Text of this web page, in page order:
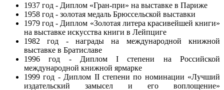
1937 год - Диплом «Гран-при» на выставке в Париже
1958 год - золотая медаль Брюссельской выставки
1979 год - Диплом «Золотая литера красивейшей книги»
на выставке искусства книги в Лейпциге
1982 год - награды на международной книжной
выставке в Братиславе
1996 год - Диплом I степени на Российской
международной книжной ярмарке
1999 год - Диплом II степени по номинации «Лучший
издательский замысел и его воплощение»